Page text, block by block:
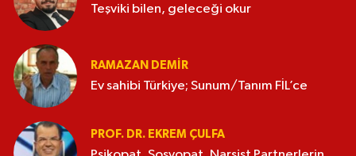
Teşviki bilen, geleceği okur
RAMAZAN DEMİR
Ev sahibi Türkiye; Sunum/Tanım FİL’ce
PROF. DR. EKREM ÇULFA